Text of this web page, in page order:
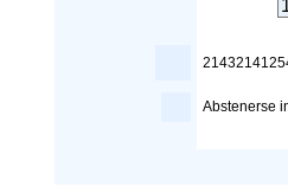
Abstenerse